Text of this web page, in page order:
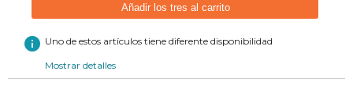
Añadir los tres al carrito
info Uno de estos artículos tiene diferente disponibilidad
Mostrar detalles